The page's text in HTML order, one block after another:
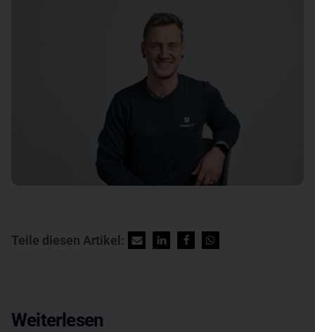
Teile diesen Artikel:
Weiterlesen